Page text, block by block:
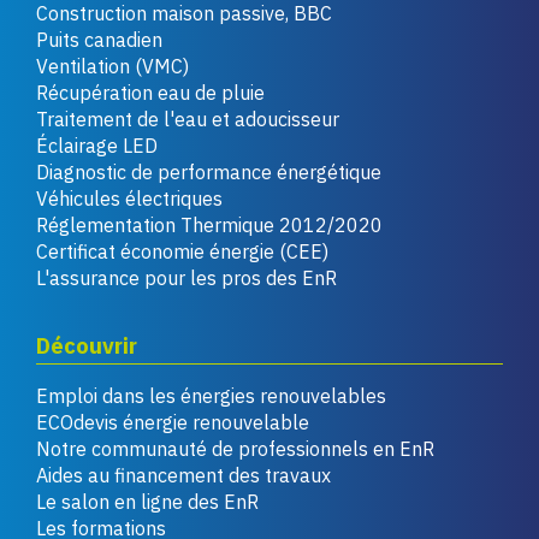
Construction maison passive, BBC
Puits canadien
Ventilation (VMC)
Récupération eau de pluie
Traitement de l'eau et adoucisseur
Éclairage LED
Diagnostic de performance énergétique
Véhicules électriques
Réglementation Thermique 2012/2020
Certificat économie énergie (CEE)
L'assurance pour les pros des EnR
Découvrir
Emploi dans les énergies renouvelables
ECOdevis énergie renouvelable
Notre communauté de professionnels en EnR
Aides au financement des travaux
Le salon en ligne des EnR
Les formations